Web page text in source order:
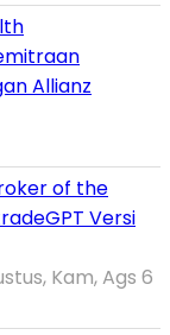
Allianz
of the
Versi
Kam, Ags 6